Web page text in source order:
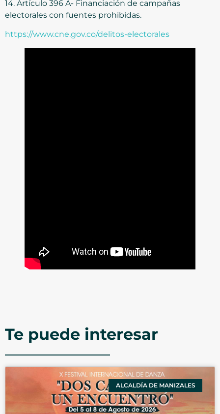
14. Artículo 396 A- Financiación de campañas
electorales con fuentes prohibidas.
https://www.cne.gov.co/delitos-electorales
Te puede interesar
ALCALDÍA DE MANIZALES